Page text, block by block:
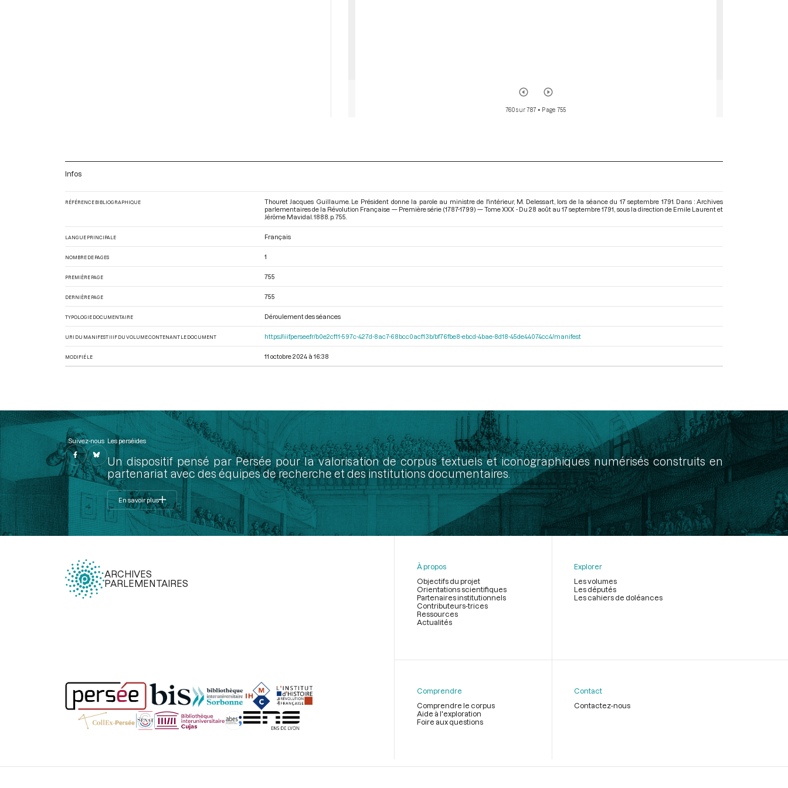
760 sur 787 • Page 755
Infos
RÉFÉRENCE BIBLIOGRAPHIQUE
Thouret Jacques Guillaume. Le Président donne la parole au ministre de l'intérieur, M. Delessart, lors de la séance du 17 septembre 1791. Dans : Archives
parlementaires de la Révolution Française — Première série (1787-1799) — Tome XXX - Du 28 août au 17 septembre 1791 , sous la direction de Emile Laurent et
Jérôme Mavidal. 1888. p. 755.
LANGUE PRINCIPALE Français
NOMBRE DE PAGES 1
PREMIÈRE PAGE 755
DERNIÈRE PAGE 755
TYPOLOGIE DOCUMENTAIRE Déroulement des séances
URI DU MANIFEST IIIF DU VOLUME CONTENANT LE DOCUMENT https://iiif.persee.fr/b0e2cf11-597c-427d-8ac7-68bcc0acf13b/bf76fbe8-ebcd-4bae-8d18-45de44074cc4/manifest
MODIFIÉ LE 11 octobre 2024 à 16:38
Suivez-nous Les perséides
Un dispositif pensé par Persée pour la valorisation de corpus textuels et iconographiques numérisés construits en
partenariat avec des équipes de recherche et des institutions documentaires.
En savoir plus
ARCHIVES
PARLEMENTAIRES
page
À propos
Objectifs du projet
Orientations scientifiques
Partenaires institutionnels
Contributeurs-trices
Ressources
Actualités
Explorer
Les volumes
Les députés
Les cahiers de doléances
Comprendre
Comprendre le corpus
Aide à l'exploration
Foire aux questions
Contact
Contactez-nous
Légal